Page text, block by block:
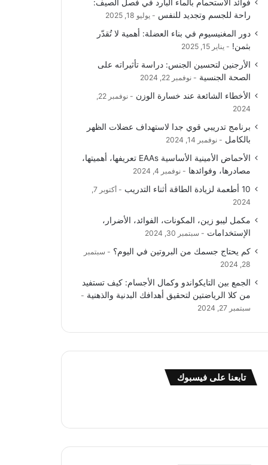
فوائد الاستحمام بالماء البارد في فصل الصيف:
راحة للجسم وتجديد للنفس
يوليو 18, 2025
دور المغنيسيوم في بناء العضلة: أهمية لا تُقدّر
بثمن!
يناير 15, 2025
الأرجنين لتحسين الجنس: دراسة تأثيراته على
الصحة الجنسية
نوفمبر 22, 2024
الأخطاء الشائعة عند خسارة الوزن
نوفمبر 22,
2024
برنامج تدريبي قوي جدا لاستهداف عضلات الظهر
بالكامل
نوفمبر 14, 2024
الأحماض الأمينية الأساسية EAAs تعريفها، أهميتها،
مصادرها، وفوائدها
نوفمبر 4, 2024
10 أطعمة لزيادة الطاقة أثناء التدريب
أكتوبر 7,
2024
مكمل ليبو زين، المكونات، الفوائد، الأضرار،
الإستخدامات
سبتمبر 30, 2024
كم يحتاج جسمك من البروتين في اليوم؟
سبتمبر
28, 2024
الجمع بين التايكواندو وكمال الأجسام: كيف تستفيد
من كلا الرياضتين لتحقيق أهدافك البدنية والذهنية
سبتمبر 27, 2024
تابعنا على فيسبوك